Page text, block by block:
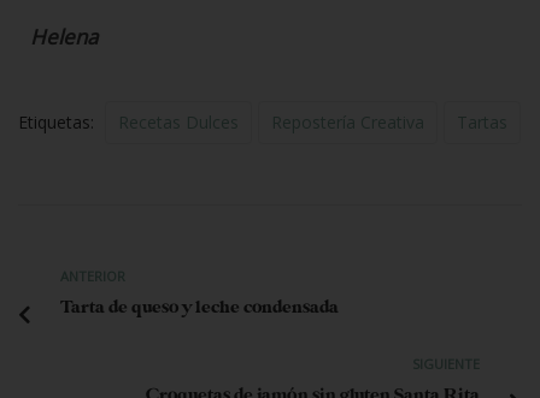
Helena
Etiquetas: Recetas Dulces Repostería Creativa Tartas
ANTERIOR
Tarta de queso y leche condensada
SIGUIENTE